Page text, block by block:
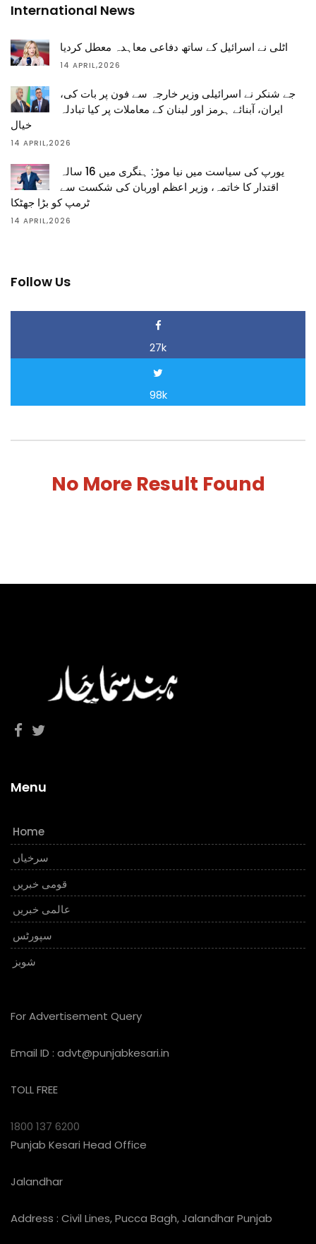
International News
اٹلی نے اسرائیل کے ساتھ دفاعی معاہدہ معطل کردیا
14 APRIL,2026
جے شنکر نے اسرائیلی وزیر خارجہ سے فون پر بات کی،
ایران، آبنائے ہرمز اور لبنان کے معاملات پر کیا تبادلہ
خیال
14 APRIL,2026
یورپ کی سیاست میں نیا موڑ: ہنگری میں 16 سالہ
اقتدار کا خاتمہ، وزیر اعظم اوربان کی شکست سے
ٹرمپ کو بڑا جھٹکا
14 APRIL,2026
Follow Us
27k
98k
No More Result Found
Menu
Home
سرخیاں
قومی خبریں
عالمی خبریں
سپورٹس
شوبز
For Advertisement Query
Email ID : advt@punjabkesari.in
TOLL FREE
1800 137 6200
Punjab Kesari Head Office
Jalandhar
Address : Civil Lines, Pucca Bagh, Jalandhar Punjab